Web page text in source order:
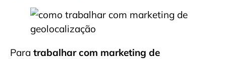
Para trabalhar com marketing de